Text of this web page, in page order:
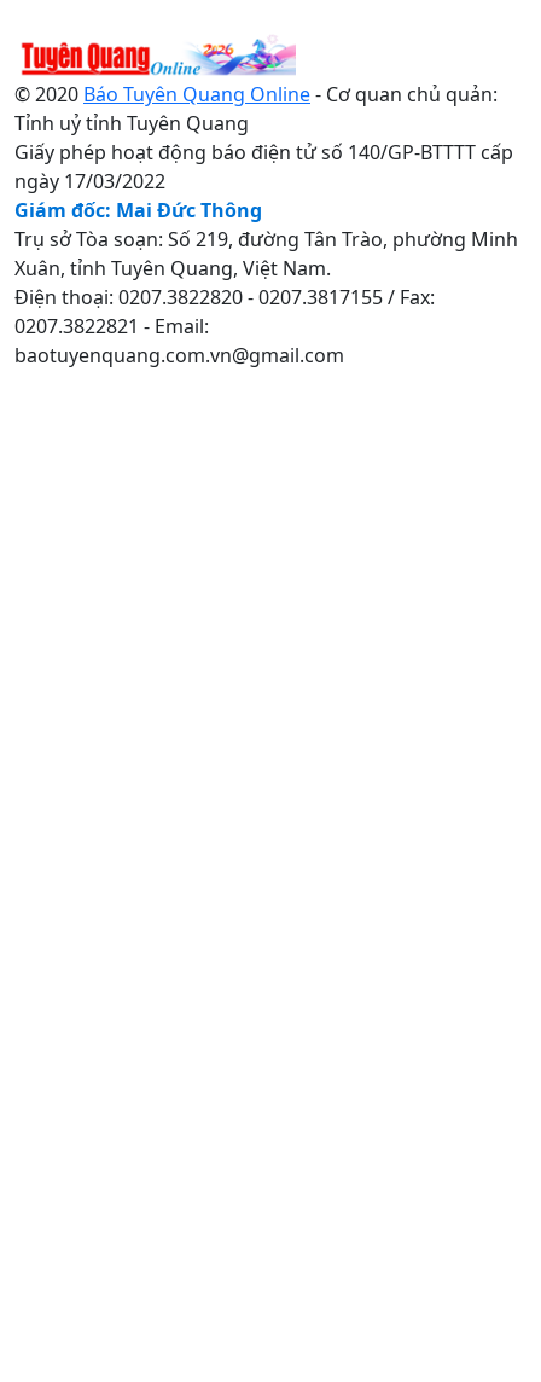
© 2020 Báo Tuyên Quang Online- Cơ quan chủ quản:
Tỉnh uỷ tỉnh Tuyên Quang
Giấy phép hoạt động báo điện tử số 140/GP-BTTTT cấp
ngày 17/03/2022
Giám đốc: Mai Đức Thông
Trụ sở Tòa soạn: Số 219, đường Tân Trào, phường Minh
Xuân, tỉnh Tuyên Quang, Việt Nam.
Điện thoại: 0207.3822820 - 0207.3817155 / Fax:
0207.3822821 - Email:
baotuyenquang.com.vn@gmail.com